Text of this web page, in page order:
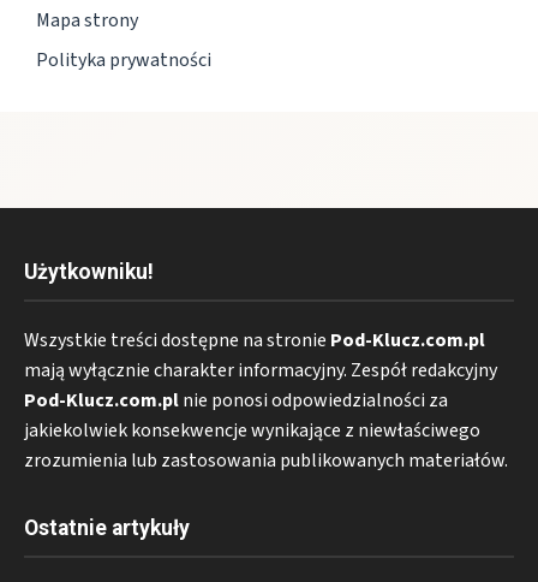
Mapa strony
Polityka prywatności
Użytkowniku!
Wszystkie treści dostępne na stronie Pod-Klucz.com.pl
mają wyłącznie charakter informacyjny. Zespół redakcyjny
Pod-Klucz.com.plnie ponosi odpowiedzialności za
jakiekolwiek konsekwencje wynikające z niewłaściwego
zrozumienia lub zastosowania publikowanych materiałów.
Ostatnie artykuły